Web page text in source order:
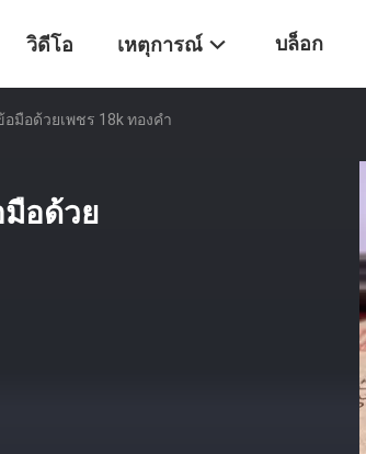
วิดีโอ เหตุการณ์ บล็อก
มือด้วยเพชร 18k ทองคํา
มือด้วย